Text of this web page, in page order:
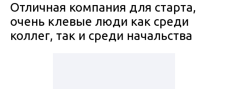
Отличная компания для старта,
очень клевые люди как среди
коллег, так и среди начальства